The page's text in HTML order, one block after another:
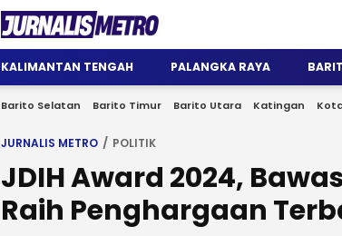
Jurnalis Metro
Satu Wadah Informasi
KALIMANTAN TENGAH PALANGKA RAYA
Barito Selatan Barito Timur Barito Utara Katingan
JURNALIS METRO POLITIK
JDIH Award 2024,
Raih Penghargaan